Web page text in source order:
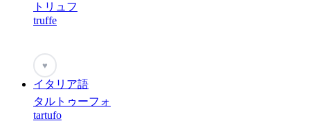
トリュフ
truffe
♥
イタリア語
タルトゥーフォ
tartufo